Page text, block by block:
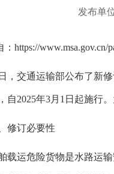
发布单
： https://www.msa.gov.cn/
，交通运输部公布了新
自2025年3月1日起施行
修订必要性
载运危险货物是水路运